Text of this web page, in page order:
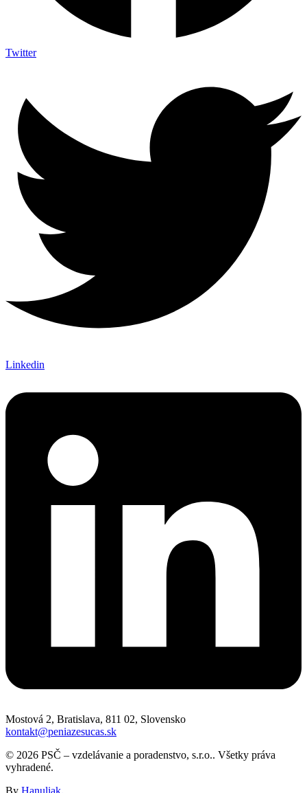
Twitter
Linkedin
Mostová 2, Bratislava, 811 02, Slovensko
kontakt@peniazesucas.sk
© 2026 PSČ – vzdelávanie a poradenstvo, s.r.o.. Všetky práva
vyhradené.
By Hanuliak.